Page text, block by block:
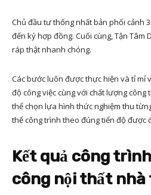
Chủ đầu tư thống nhất bản phối cảnh
đến ký hợp đồng. Cuối cùng, Tận Tâm
ráp thật nhanh chóng.
Các bước luôn được thực hiện và tỉ mỉ
độ công việc cùng với chất lượng công
thể chọn lựa hình thức nghiệm thu
thể công trình theo đúng tiến độ được
Kết quả công
công nội thất